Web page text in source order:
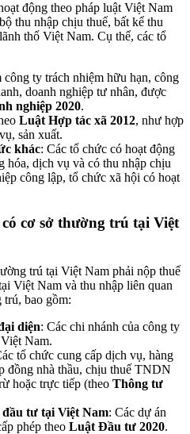
động theo pháp luật Việt Nam
thu nhập chịu thuế, bất kể thu
thổ Việt Nam. Cụ thể, các tổ
công ty trách nhiệm hữu hạn, công
doanh nghiệp tư nhân, được
nghiệp 2020.
Luật Hợp tác xã 2012, như hợp
sản xuất.
khác: Các tổ chức có hoạt động
hóa, dịch vụ và có thu nhập chịu
công lập, tổ chức xã hội có hoạt
cơ sở thường trú tại Việt
trú tại Việt Nam phải nộp thuế
Việt Nam và thu nhập liên quan
trú, bao gồm:
diện: Các chi nhánh của công ty
Nam.
tổ chức cung cấp dịch vụ, hàng
đồng nhà thầu, chịu thuế TNDN
hoặc trực tiếp (theo Thông tư
tư tại Việt Nam: Các dự án
phép theo Luật Đầu tư 2020.